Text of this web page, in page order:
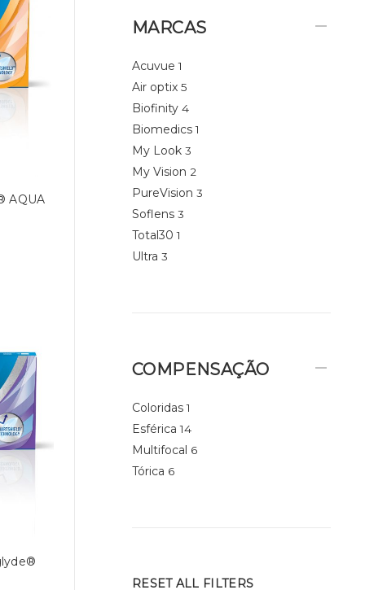
AQUA
MARCAS
Acuvue 1
Air optix 5
Biofinity 4
Biomedics 1
My Look 3
My Vision 2
PureVision 3
Soflens 3
Total30 1
Ultra 3
COMPENSAÇÃO
Coloridas 1
Esférica 14
Multifocal 6
Tórica 6
RESET ALL FILTERS